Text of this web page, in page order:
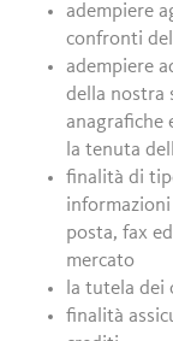
adempiere
confronti
adempiere
della nostra
anagrafiche
la tenuta
finalità di
posta, fax
mercato
la tutela dei
finalità